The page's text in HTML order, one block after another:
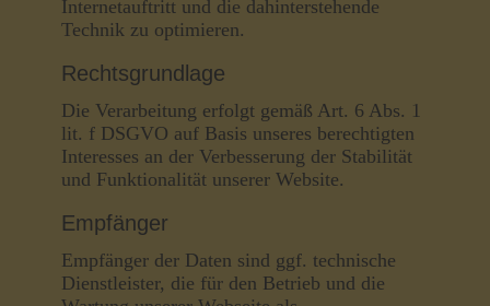
Internetauftritt und die dahinterstehende
Technik zu optimieren.
Rechtsgrundlage
Die Verarbeitung erfolgt gemäß Art. 6 Abs. 1
lit. f DSGVO auf Basis unseres berechtigten
Interesses an der Verbesserung der Stabilität
und Funktionalität unserer Website.
Empfänger
Empfänger der Daten sind ggf. technische
Dienstleister, die für den Betrieb und die